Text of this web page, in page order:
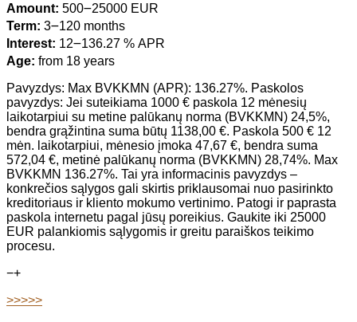
Amount: 500౼25000 EUR
Term: 3౼120 months
Interest: 12౼136.27 % APR
Age: from 18 years
Pavyzdys: Max BVKKMN (APR): 136.27%. Paskolos
pavyzdys: Jei suteikiama 1000 € paskola 12 mėnesių
laikotarpiui su metine palūkanų norma (BVKKMN) 24,5%,
bendra grąžintina suma būtų 1138,00 €. Paskola 500 € 12
mėn. laikotarpiui, mėnesio įmoka 47,67 €, bendra suma
572,04 €, metinė palūkanų norma (BVKKMN) 28,74%. Max
BVKKMN 136.27%. Tai yra informacinis pavyzdys –
konkrečios sąlygos gali skirtis priklausomai nuo pasirinkto
kreditoriaus ir kliento mokumo vertinimo. Patogi ir paprasta
paskola internetu pagal jūsų poreikius. Gaukite iki 25000
EUR palankiomis sąlygomis ir greitu paraiškos teikimo
procesu.
−+
>>>>>